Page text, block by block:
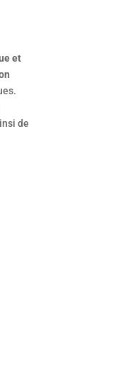
et
de